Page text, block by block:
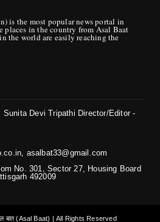
asalbat33@gmail.com
No. 301, Sector 27, Housing Board
492009
बात (Asal Baat) | All Rights Reserved